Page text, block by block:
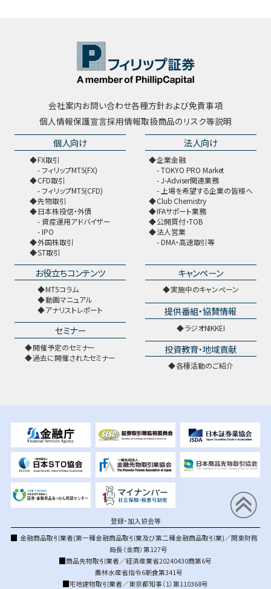
会社案内お問い合わせ各種方針および免責事項
個人情報保護宣言採用情報取扱商品のリスク等説明
個人向け
FX取引
フィリップMT5(FX)
CFD取引
フィリップMT5(CFD)
先物取引
日本株投信・外債
資産運用アドバイザー
IPO
外国株取引
ST取引
法人向け
企業金融
TOKYO PRO Market
J-Adviser関連業務
上場を希望する企業の皆様へ
Club Chemistry
IFAサポート業務
公開買付・TOB
法人営業
DMA・高速取引等
お役立ちコンテンツ
MT5コラム
動画マニュアル
アナリストレポート
セミナー
開催予定のセミナー
過去に開催されたセミナー
キャンペーン
実施中のキャンペーン
提供番組・協賛情報
ラジオNIKKEI
投資教育・地域貢献
各種活動のご紹介
登録・加入協会等
金融商品取引業者(第一種金融商品取引業及び第二種金融商品取引業)／関東財務
局長（金商）第127号
商品先物取引業者／経済産業省20240430商第6号
農林水産省指令6新食第341号
宅地建物取引業者／東京都知事（1）第110368号